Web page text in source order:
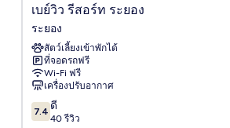
เบย์
รีสอร์ท
ระยอง
ระยอง
เบย์วิว รีสอร์ท ระยอง
ระยอง
สัตว์เลี้ยงเข้าพักได้
ที่จอดรถฟรี
Wi-Fi ฟรี
เครื่องปรับอากาศ
7.4
จาก
7.4 ดี
40 รีวิว